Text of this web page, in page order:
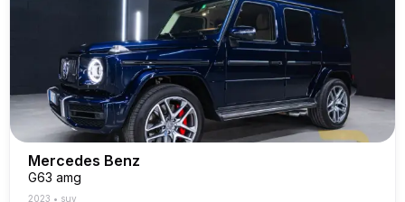
Mercedes Benz
G63 amg
2023 • suv